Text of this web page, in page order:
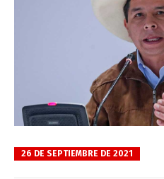
26 DE SEPTIEMBRE DE 2021